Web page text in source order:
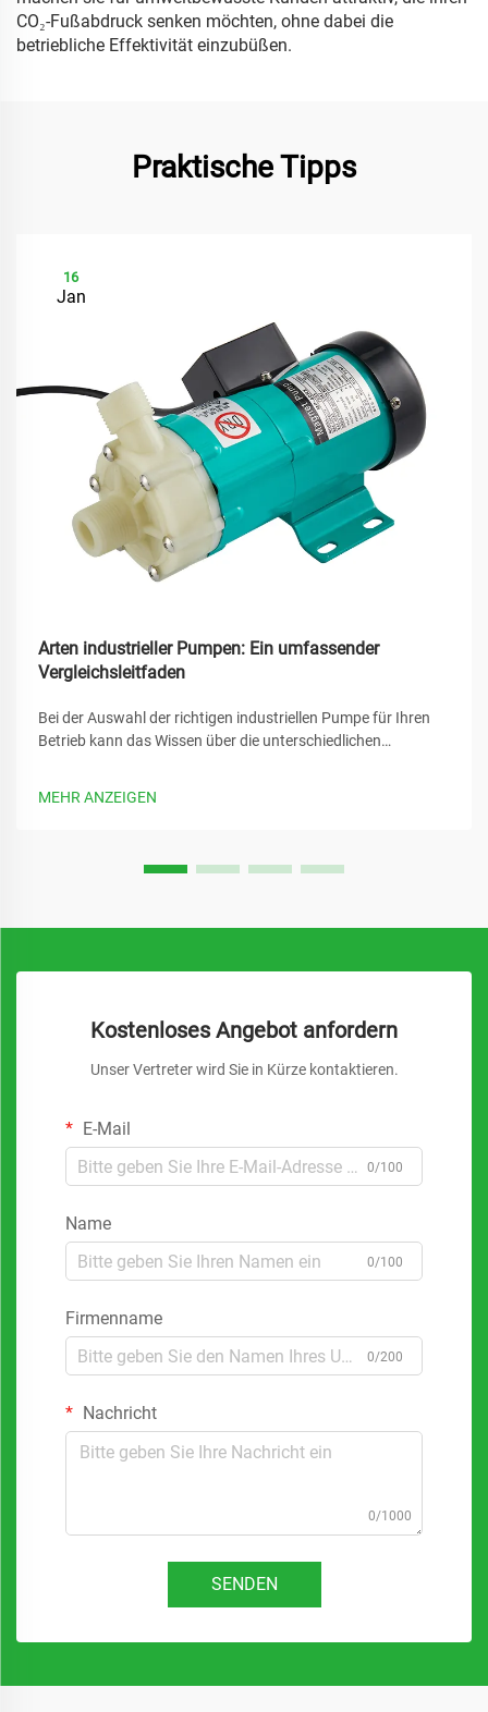
CO₂-Fußabdruck senken möchten, ohne dabei die
betriebliche Effektivität einzubüßen.
Praktische Tipps
16
Jan
Arten industrieller Pumpen: Ein umfassender
Vergleichsleitfaden
Bei der Auswahl der richtigen industriellen Pumpe für Ihren
Betrieb kann das Wissen über die unterschiedlichen
MEHR ANZEIGEN
Kostenloses Angebot anfordern
Unser Vertreter wird Sie in Kürze kontaktieren.
E-Mail
0/100
Name
0/100
Firmenname
0/200
Nachricht
0/1000
SENDEN